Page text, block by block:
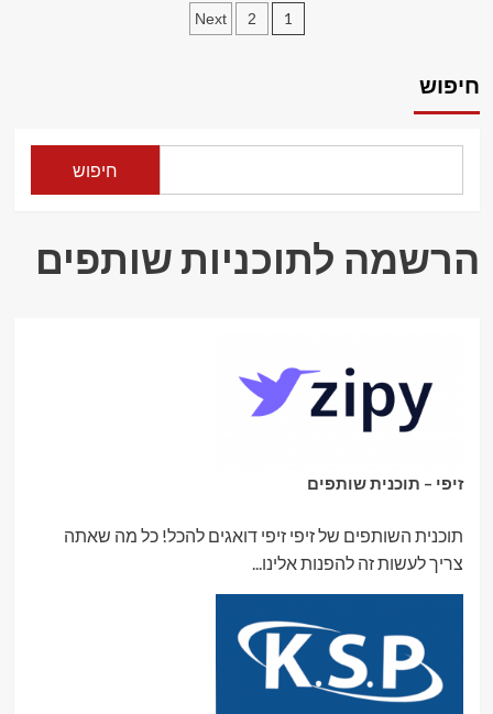
Posts
1
2
Next
חיפוש
חיפוש
הרשמה לתוכניות שותפים
זיפי – תוכנית שותפים
תוכנית השותפים של זיפי זיפי דואגים להכל! כל מה שאתה
צריך לעשות זה להפנות אלינו...